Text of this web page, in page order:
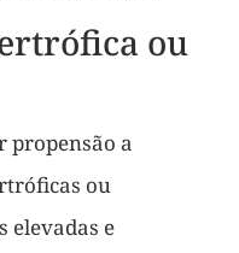
ou
propensão a
ou
elevadas e